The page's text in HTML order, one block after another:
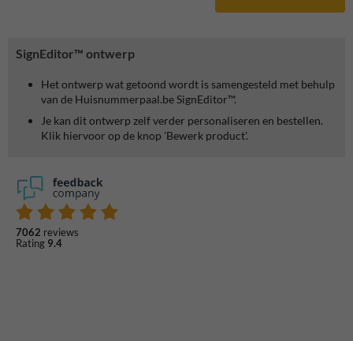
SignEditor™ ontwerp
Het ontwerp wat getoond wordt is samengesteld met behulp
van de Huisnummerpaal.be SignEditor™.
Je kan dit ontwerp zelf verder personaliseren en bestellen.
Klik hiervoor op de knop 'Bewerk product'.
7062 reviews
Rating 9.4